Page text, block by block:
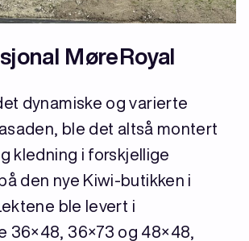
MøreRoyal
dynamiske og varierte
ble det altså montert
kledning i forskjellige
den nye Kiwi-butikken i
ble levert i
36×48, 36×73 og 48×48,